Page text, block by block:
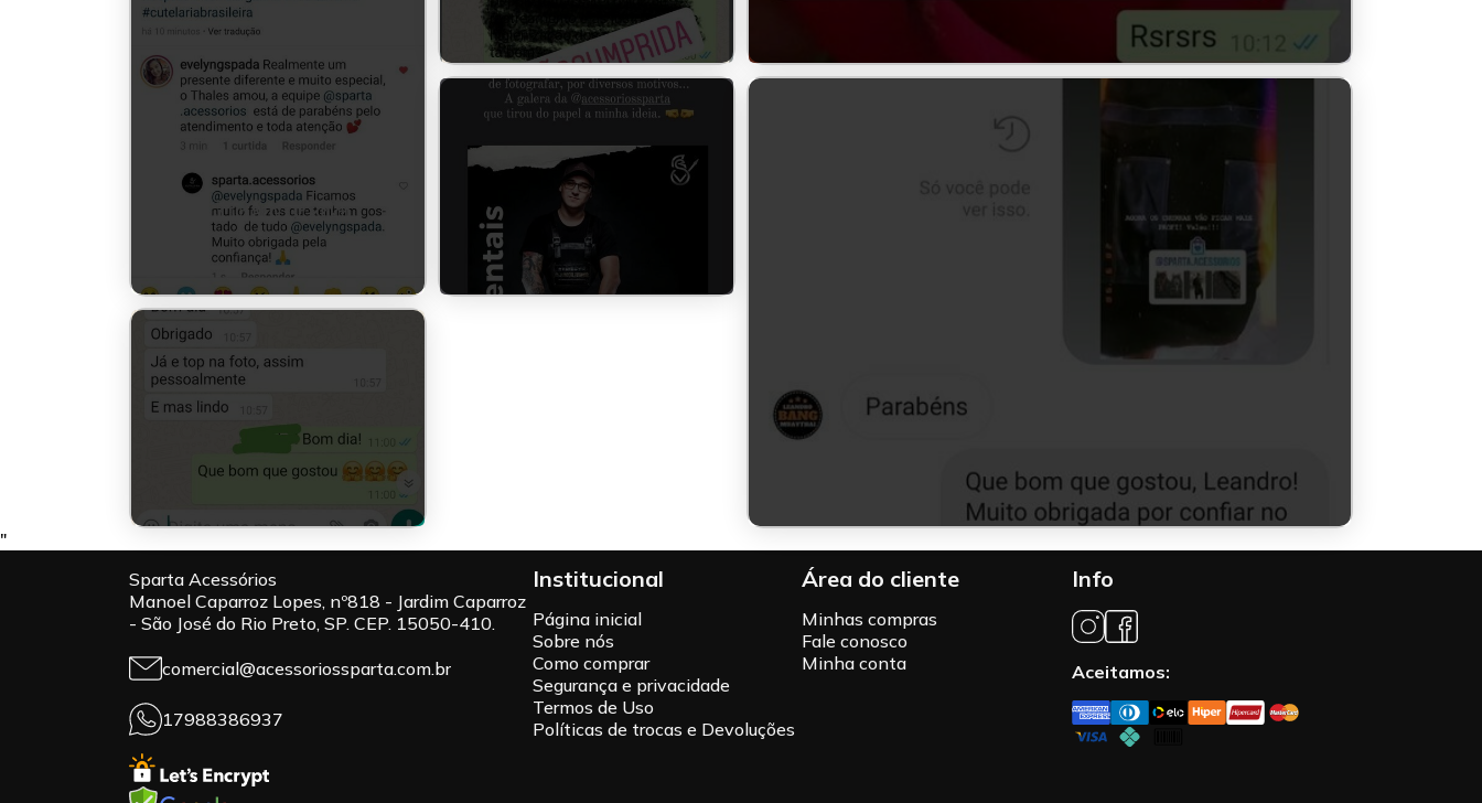
"
Sparta Acessórios
Manoel Caparroz Lopes, nº818 - Jardim Caparroz
- São José do Rio Preto, SP. CEP. 15050-410.
comercial@acessoriossparta.com.br
17988386937
Institucional
Página inicial
Sobre nós
Como comprar
Segurança e privacidade
Termos de Uso
Políticas de trocas e Devoluções
Área do cliente
Minhas compras
Fale conosco
Minha conta
Info
Aceitamos: